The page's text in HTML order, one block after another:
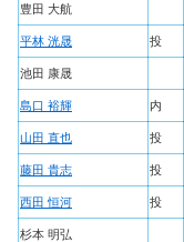
豊田 大航
平林 洸晟 投
池田 康晟
島口 裕輝 内
山田 直也 投
藤田 貴志 投
西田 恒河 投
杉本 明弘